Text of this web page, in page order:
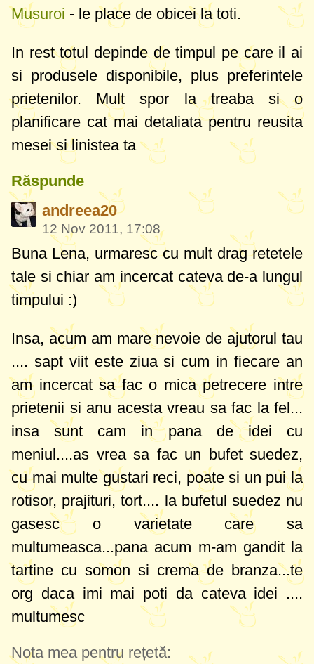
Musuroi - le place de obicei la toti.
In rest totul depinde de timpul pe care il ai
si produsele disponibile, plus preferintele
prietenilor. Mult spor la treaba si o
planificare cat mai detaliata pentru reusita
mesei si linistea ta
Răspunde
andreea20
12 Nov 2011, 17:08
Buna Lena, urmaresc cu mult drag retetele
tale si chiar am incercat cateva de-a lungul
timpului :)
Insa, acum am mare nevoie de ajutorul tau
.... sapt viit este ziua si cum in fiecare an
am incercat sa fac o mica petrecere intre
prietenii si anu acesta vreau sa fac la fel...
insa sunt cam in pana de idei cu
meniul....as vrea sa fac un bufet suedez,
cu mai multe gustari reci, poate si un pui la
rotisor, prajituri, tort.... la bufetul suedez nu
gasesc o varietate care sa
multumeasca...pana acum m-am gandit la
tartine cu somon si crema de branza...te
org daca imi mai poti da cateva idei ....
multumesc
Nota mea pentru rețetă: